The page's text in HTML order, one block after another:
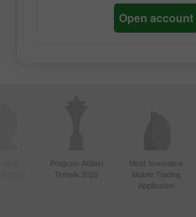
Open account
Program Afiliasi
Terbaik 2020
Most Innovative
Mobile Trading
Application